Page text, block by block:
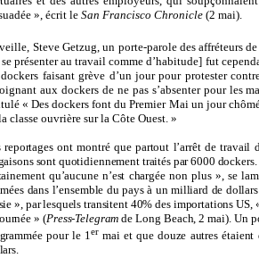
», écrit leSan Francisco Chronicle (2 mai).
Steve Getzug, un porte-parole des affréteurs
se présenter au travail comme d’habitude] fut
faisant grève d’un jour pour protester
aux dockers de ne pas s’absenter pour les
« Des dockers font du Premier Mai un jour
classe ouvrière sur la Côte Ouest. »
reportages ont montré que partout l’arrêt de
sont quotidiennement traités par 6000
qu’aucune n’est chargée non plus », se
dans l’ensemble du pays à un milliard de
», par lesquels transitent 40% des importations
» (Press-Telegram de Long Beach, 2 mai). Un
pour le 1ermai et que douze autres étaient